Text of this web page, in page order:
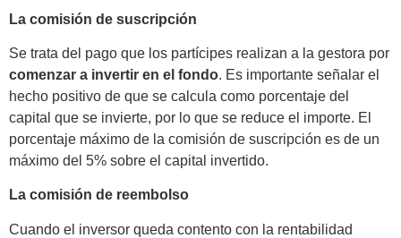
La comisión de suscripción
Se trata del pago que los partícipes realizan a la gestora por
comenzar a invertir en el fondo. Es importante señalar el
hecho positivo de que se calcula como porcentaje del
capital que se invierte, por lo que se reduce el importe. El
porcentaje máximo de la comisión de suscripción es de un
máximo del 5% sobre el capital invertido.
La comisión de reembolso
Cuando el inversor queda contento con la rentabilidad